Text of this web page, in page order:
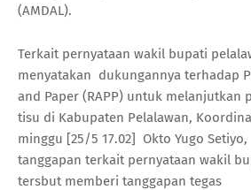
(AMDAL).
Terkait pernyataan wakil bupati
menyatakan dukungannya terhadap
and Paper (RAPP) untuk melanjutkan
tisu di Kabupaten Pelalawan,
minggu [25/5 17.02] Okto Yugo
tanggapan terkait pernyataan wakil
tersbut memberi tanggapan tegas